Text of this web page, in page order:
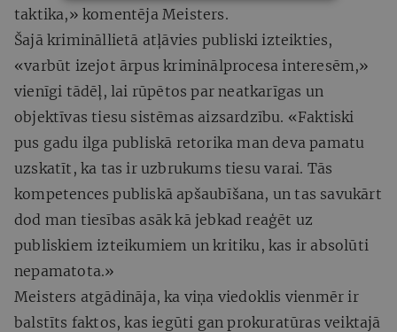
taktika,» komentēja Meisters.
Šajā krimināllietā atļāvies publiski izteikties,
«varbūt izejot ārpus kriminālprocesa interesēm,»
vienīgi tādēļ, lai rūpētos par neatkarīgas un
objektīvas tiesu sistēmas aizsardzību. «Faktiski
pus gadu ilga publiskā retorika man deva pamatu
uzskatīt, ka tas ir uzbrukums tiesu varai. Tās
kompetences publiskā apšaubīšana, un tas savukārt
dod man tiesības asāk kā jebkad reaģēt uz
publiskiem izteikumiem un kritiku, kas ir absolūti
nepamatota.»
Meisters atgādināja, ka viņa viedoklis vienmēr ir
balstīts faktos, kas iegūti gan prokuratūras veiktajā